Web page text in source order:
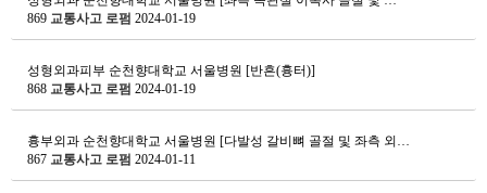
869 교통사고 로펌 2024-01-19
성형외과피부 순천향대학교 서울병원 [반흔(흉터)]
868 교통사고 로펌 2024-01-19
흉부외과 순천향대학교 서울병원 [다발성 갈비뼈 골절 및 좌측 외…
867 교통사고 로펌 2024-01-11